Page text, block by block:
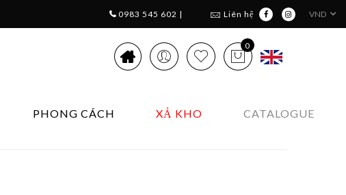
0983 545 602 | Liên hệ VND
0
PHONG CÁCH XẢ KHO CATALOGUE